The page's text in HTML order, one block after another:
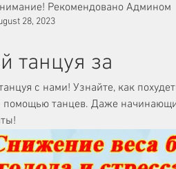
Рекомендовано Админом
28, 2023
танцуя за
с нами! Узнайте, как
помощью танцев. Даже